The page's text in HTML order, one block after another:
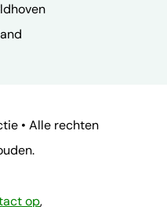
• Alle rechten
op,